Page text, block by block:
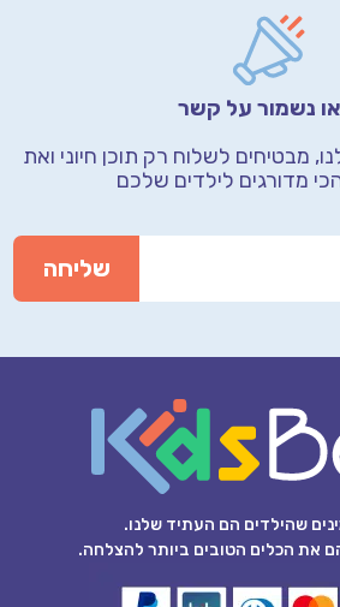
נשמור על קשר
מבטיחים לשלוח רק תוכן חיוני ואת
מדורגים לילדים שלכם
שהילדים הם העתיד שלנו.
את הכלים הטובים ביותר להצלחה.